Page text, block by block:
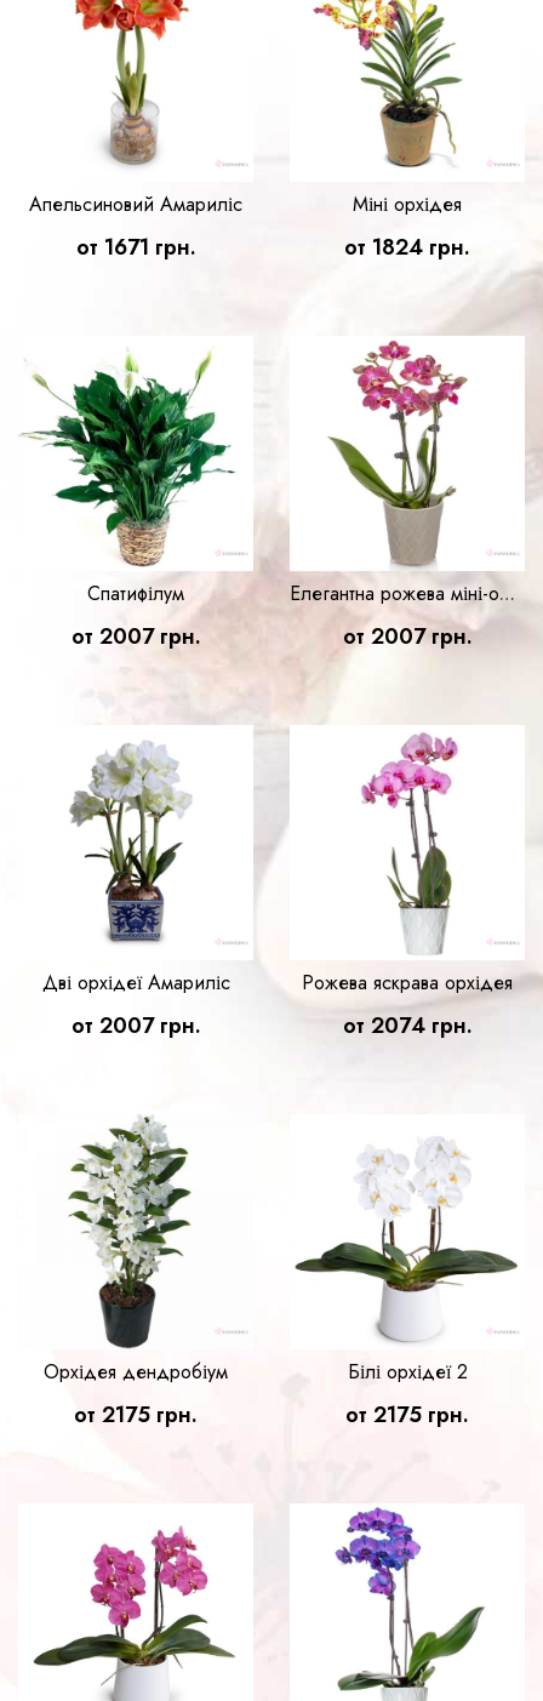
Апельсиновий Амариліс
от 1671 грн.
Міні орхідея
от 1824 грн.
Cпатифілум
от 2007 грн.
Елегантна рожева міні-орхідея
от 2007 грн.
Дві орхідеї Амариліс
от 2007 грн.
Рожева яскрава орхідея
от 2074 грн.
Орхідея дендробіум
от 2175 грн.
Білі орхідеї 2
от 2175 грн.